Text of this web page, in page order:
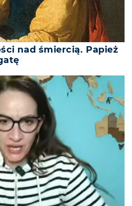
nad śmiercią. Papież